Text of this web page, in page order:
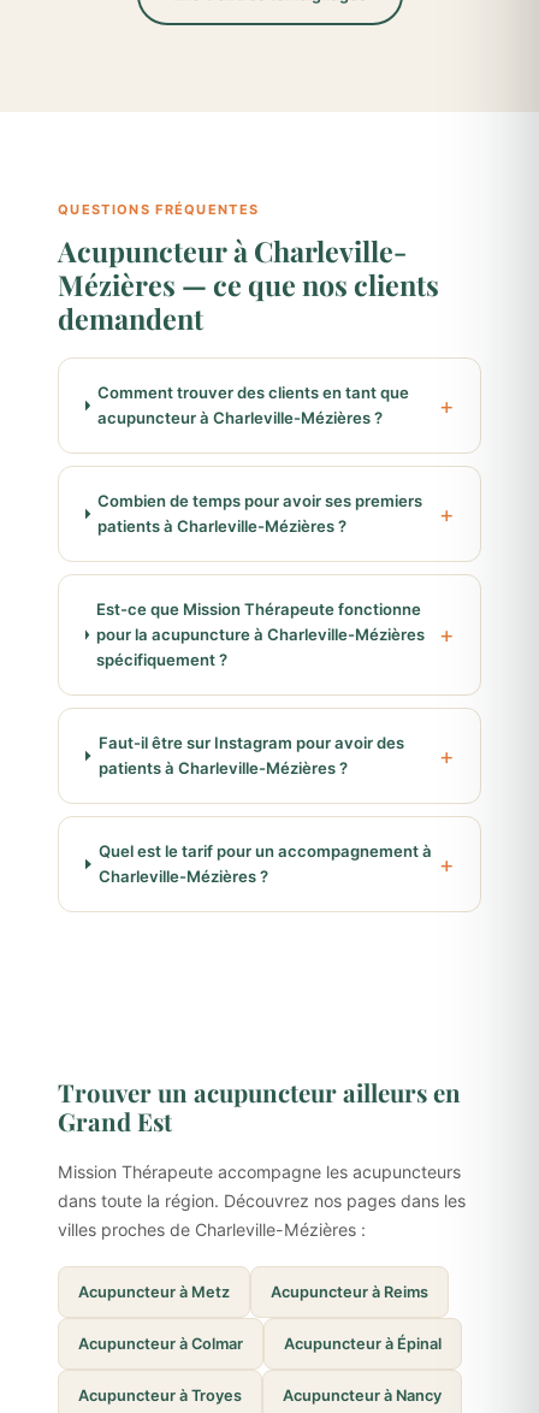
QUESTIONS FRÉQUENTES
Acupuncteur à Charleville-
Mézières — ce que nos clients
demandent
Comment trouver des clients en tant que
acupuncteur à Charleville-Mézières ?
Combien de temps pour avoir ses premiers
patients à Charleville-Mézières ?
Est-ce que Mission Thérapeute fonctionne
pour la acupuncture à Charleville-Mézières
spécifiquement ?
Faut-il être sur Instagram pour avoir des
patients à Charleville-Mézières ?
Quel est le tarif pour un accompagnement à
Charleville-Mézières ?
Trouver un acupuncteur ailleurs en
Grand Est
Mission Thérapeute accompagne les acupuncteurs
dans toute la région. Découvrez nos pages dans les
villes proches de Charleville-Mézières :
Acupuncteur à Metz Acupuncteur à Reims
Acupuncteur à Colmar Acupuncteur à Épinal
Acupuncteur à Troyes Acupuncteur à Nancy